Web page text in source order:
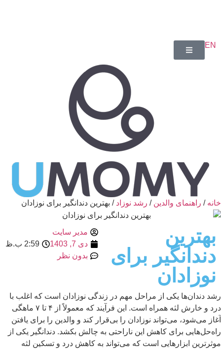
EN
/راهنمای والدین/رشد نوزاد / بهترین دندانگیر برای نوزادان
بهترین
دندانگیر برای
نوزادان
مدیر سایت
دی 7, 1403
2:59 ب.ظ
بدون نظر
دندان‌ها یکی از مراحل مهم در زندگی نوزادان است که اغلب با
درد و خارش لثه همراه است. این فرآیند که معمولاً از ۴ تا ۷ ماهگی
می‌شود، می‌تواند نوزادان را بی‌قرار کند و والدین را برای یافتن
برای کاهش این ناراحتی به چالش بکشد. دندانگیر یکی از
ابزارهایی است که می‌تواند به کاهش درد و تسکین لثه